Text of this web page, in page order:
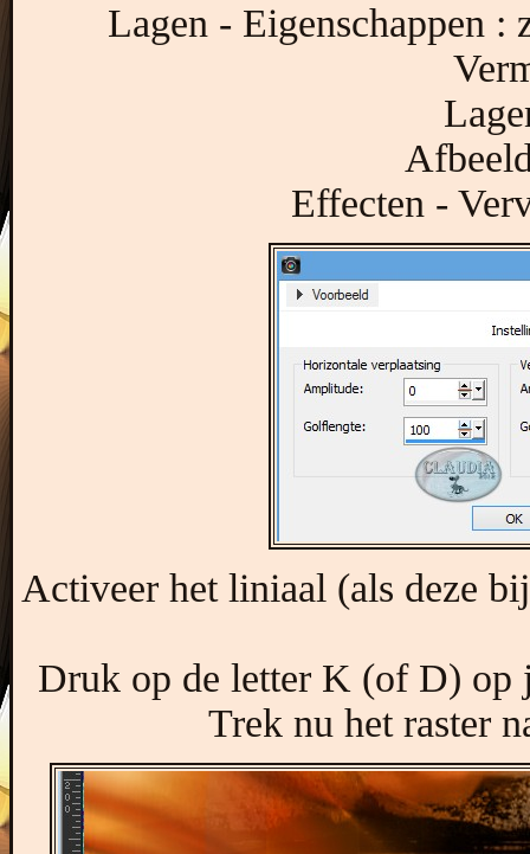
Lagen - Eigenschappen :
Effecten -
Activeer het liniaal (als deze
Druk op de letter K (of D) op
Trek nu het raster